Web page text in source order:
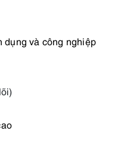
dụng và công nghiệp